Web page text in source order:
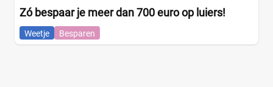
Zó bespaar je meer dan 700 euro op luiers!
Weetje Besparen